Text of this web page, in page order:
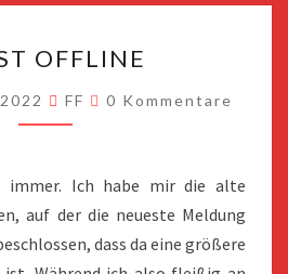
IST
OFFLINE
OFFLINE
FF Kommentare
0 Kommentare
immer. Ich habe mir die alte
auf der die neueste Meldung
dass da eine größere